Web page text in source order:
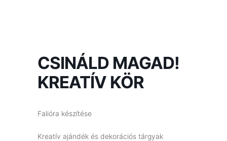
CSINÁLD MAGAD!
KREATÍV KÖR
Falióra készítése
Kreatív ajándék és dekorációs tárgyak